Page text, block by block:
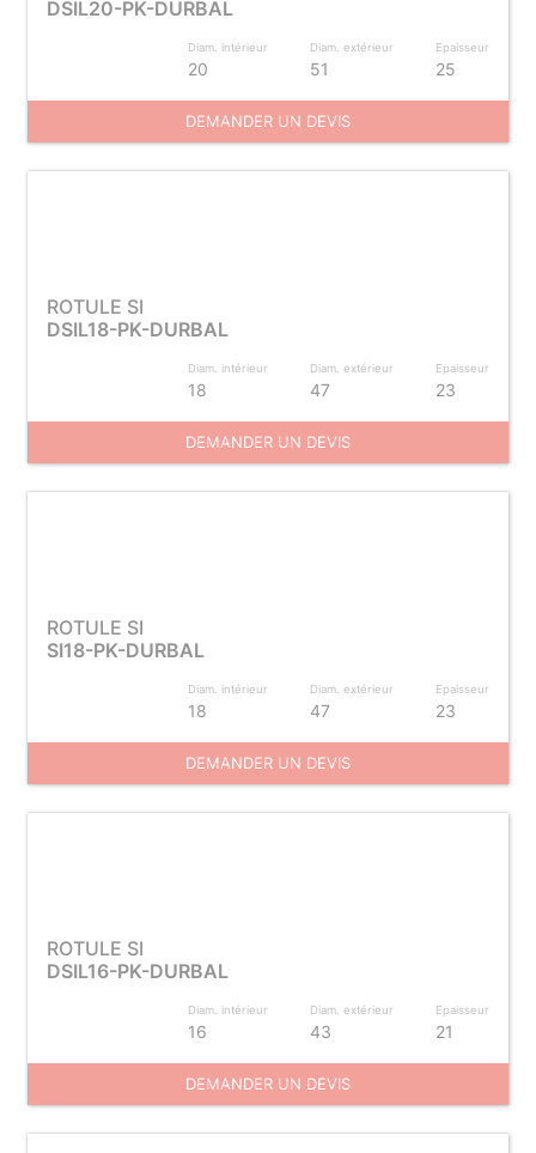
DSIL20-PK-DURBAL
Diam. intérieur
20
Diam. extérieur
51
Epaisseur
25
DEMANDER UN DEVIS
ROTULE SI
DSIL18-PK-DURBAL
Diam. intérieur
18
Diam. extérieur
47
Epaisseur
23
DEMANDER UN DEVIS
ROTULE SI
SI18-PK-DURBAL
Diam. intérieur
18
Diam. extérieur
47
Epaisseur
23
DEMANDER UN DEVIS
ROTULE SI
DSIL16-PK-DURBAL
Diam. intérieur
16
Diam. extérieur
43
Epaisseur
21
DEMANDER UN DEVIS